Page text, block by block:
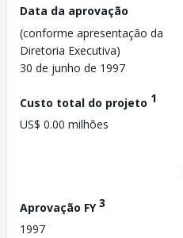
Data da aprovação
(conforme apresentação da
Diretoria Executiva)
30 de junho de 1997
Custo total do projeto 1
US$ 0.00 milhões
Aprovação FY3
1997